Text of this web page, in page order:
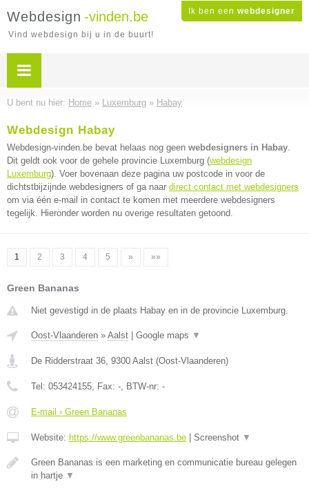
Ik ben een webdesigner
Webdesign -vinden.be
Vind webdesign bij u in de buurt!
U bent nu hier: Home » Luxemburg » Habay
Webdesign Habay
Webdesign-vinden.be bevat helaas nog geen webdesigners in Habay.
Dit geldt ook voor de gehele provincie Luxemburg (webdesign
Luxemburg). Voer bovenaan deze pagina uw postcode in voor de
dichtstbijzijnde webdesigners of ga naar direct contact met webdesigners
om via één e-mail in contact te komen met meerdere webdesigners
tegelijk. Hieronder worden nu overige resultaten getoond.
1 2 3 4 5 » »»
Green Bananas
Niet gevestigd in de plaats Habay en in de provincie Luxemburg.
Oost-Vlaanderen » Aalst Google maps ▼
De Ridderstraat 36, 9300 Aalst (Oost-Vlaanderen)
Tel: 053424155, Fax: -, BTW-nr: -
E-mail › Green Bananas
Website: https://www.greenbananas.be Screenshot ▼
Green Bananas is een marketing en communicatie bureau gelegen
in hartje ▼